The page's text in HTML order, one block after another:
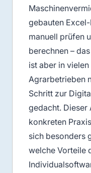
gebauten
manuell prüfen
berechnen –
ist aber in
Agrarbetrieben
Schritt zur
gedacht. Dieser
konkreten
sich besonders
welche Vorteile